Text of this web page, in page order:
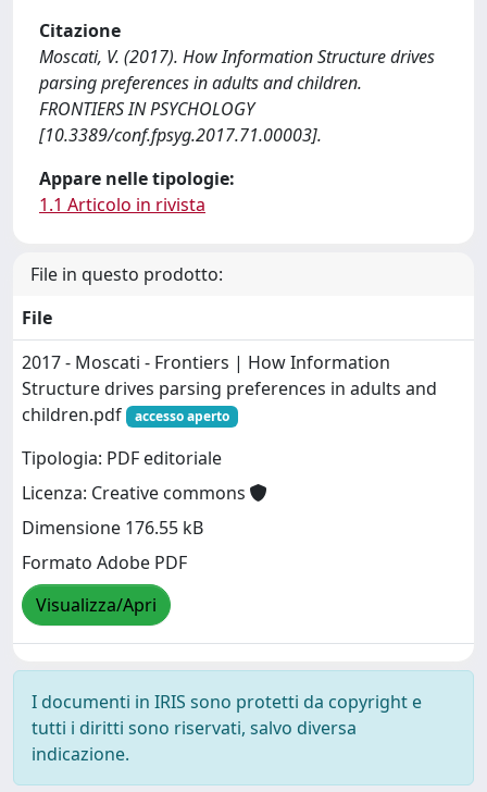
Citazione
Moscati, V. (2017). How Information Structure drives
parsing preferences in adults and children.
FRONTIERS IN PSYCHOLOGY
[10.3389/conf.fpsyg.2017.71.00003].
Appare nelle tipologie:
1.1 Articolo in rivista
File in questo prodotto:
File
2017 - Moscati - Frontiers | How Information
Structure drives parsing preferences in adults and
children.pdf
accesso aperto
Tipologia: PDF editoriale
Licenza: Creative commons
Dimensione 176.55 kB
Formato Adobe PDF
Visualizza/Apri
I documenti in IRIS sono protetti da copyright e
tutti i diritti sono riservati, salvo diversa
indicazione.